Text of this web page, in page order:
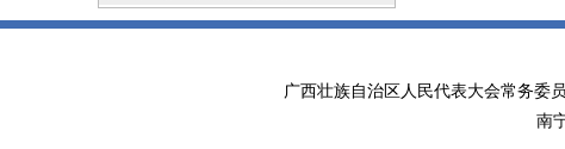
广西壮族自治区人民代表大会常务委
南